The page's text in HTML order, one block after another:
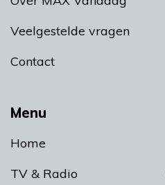
Menu
Home
TV & Radio
Veelgestelde vragen
Contact